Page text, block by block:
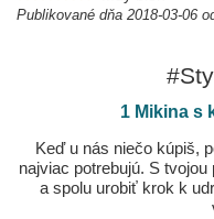
Publikované dňa 2018-03-06
1 Mikina s
Keď u nás niečo kúpiš,
najviac potrebujú. S
a spolu urobiť krok k